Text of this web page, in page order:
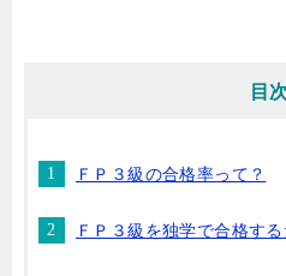
目次
ＦＰ３級の合格率って？
ＦＰ３級を独学で合格す